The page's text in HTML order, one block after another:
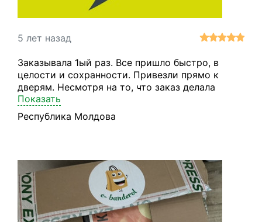
5 лет назад
Заказывала 1ый раз. Все пришло быстро, в
целости и сохранности. Привезли прямо к
дверям. Несмотря на то, что заказ делала
накануне турецких праздников, все пришло
довольно быстро. Заказом довольна! Были
дополнительные вопросы, операторы отвечали
хорошим ценам!!!
Показать
Республика Молдова